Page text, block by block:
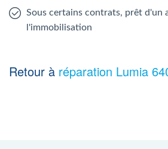
Sous certains contrats, prêt d'un
l'immobilisation
Retour à réparation Lumia